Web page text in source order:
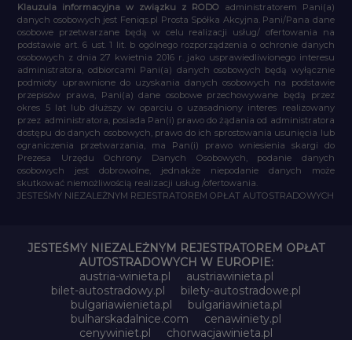
Klauzula informacyjna w związku z RODO administratorem Pani(a)
danych osobowych jest Feniqs.pl Prosta Spółka Akcyjna. Pani/Pana dane
osobowe przetwarzane będą w celu realizacji usług/ ofertowania na
podstawie art. 6 ust. 1 lit. b ogólnego rozporządzenia o ochronie danych
osobowych z dnia 27 kwietnia 2016 r. jako usprawiedliwionego interesu
administratora, odbiorcami Pani(a) danych osobowych będą wyłącznie
podmioty uprawnione do uzyskania danych osobowych na podstawie
przepisów prawa, Pani(a) dane osobowe przechowywane będą przez
okres 5 lat lub dłuższy w oparciu o uzasadniony interes realizowany
przez administratora, posiada Pan(i) prawo do żądania od administratora
dostępu do danych osobowych, prawo do ich sprostowania usunięcia lub
ograniczenia przetwarzania, ma Pan(i) prawo wniesienia skargi do
Prezesa Urzędu Ochrony Danych Osobowych, podanie danych
osobowych jest dobrowolne, jednakże niepodanie danych może
skutkować niemożliwością realizacji usług /ofertowania.
JESTEŚMY NIEZALEŻNYM REJESTRATOREM OPŁAT AUTOSTRADOWYCH
JESTEŚMY NIEZALEŻNYM REJESTRATOREM OPŁAT
AUTOSTRADOWYCH W EUROPIE:
austria-winieta.pl
austriawinieta.pl
bilet-autostradowy.pl
bilety-autostradowe.pl
bulgariawienieta.pl
bulgariawinieta.pl
bulharskadalnice.com
cenawiniety.pl
cenywiniet.pl
chorwacjawinieta.pl